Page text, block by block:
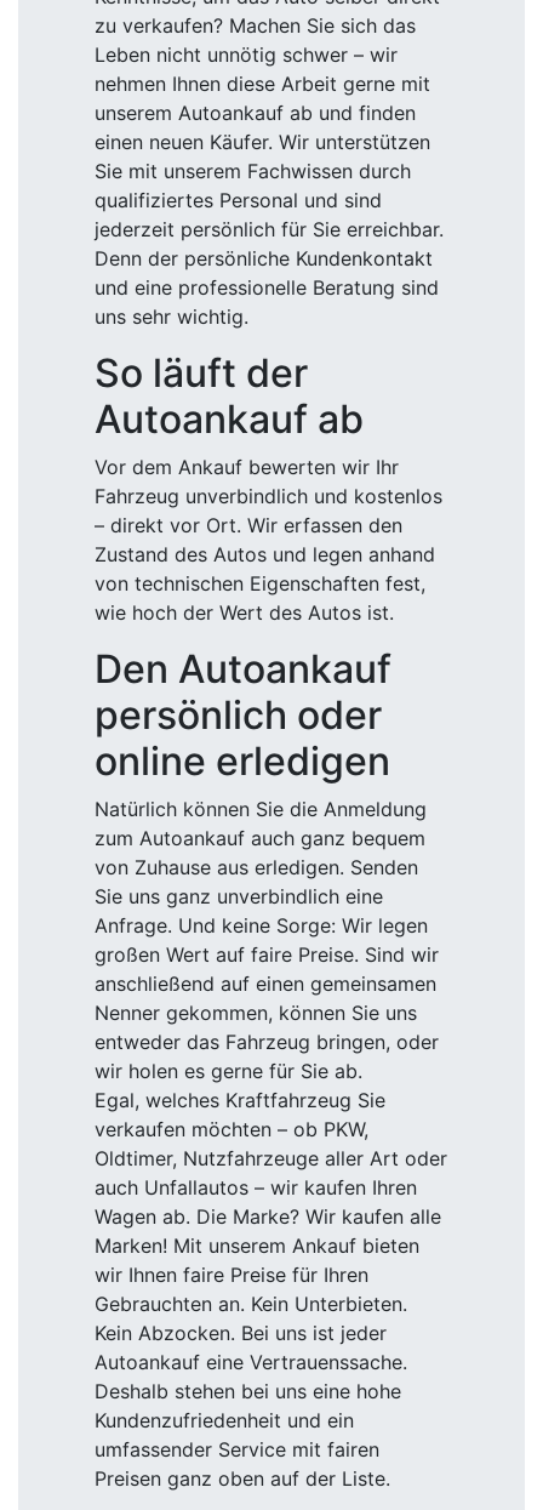
zu verkaufen? Machen Sie sich das
Leben nicht unnötig schwer – wir
nehmen Ihnen diese Arbeit gerne mit
unserem Autoankauf ab und finden
einen neuen Käufer. Wir unterstützen
Sie mit unserem Fachwissen durch
qualifiziertes Personal und sind
jederzeit persönlich für Sie erreichbar.
Denn der persönliche Kundenkontakt
und eine professionelle Beratung sind
uns sehr wichtig.
So läuft der
Autoankauf ab
Vor dem Ankauf bewerten wir Ihr
Fahrzeug unverbindlich und kostenlos
– direkt vor Ort. Wir erfassen den
Zustand des Autos und legen anhand
von technischen Eigenschaften fest,
wie hoch der Wert des Autos ist.
Den Autoankauf
persönlich oder
online erledigen
Natürlich können Sie die Anmeldung
zum Autoankauf auch ganz bequem
von Zuhause aus erledigen. Senden
Sie uns ganz unverbindlich eine
Anfrage. Und keine Sorge: Wir legen
großen Wert auf faire Preise. Sind wir
anschließend auf einen gemeinsamen
Nenner gekommen, können Sie uns
entweder das Fahrzeug bringen, oder
wir holen es gerne für Sie ab.
Egal, welches Kraftfahrzeug Sie
verkaufen möchten – ob PKW,
Oldtimer, Nutzfahrzeuge aller Art oder
auch Unfallautos – wir kaufen Ihren
Wagen ab. Die Marke? Wir kaufen alle
Marken! Mit unserem Ankauf bieten
wir Ihnen faire Preise für Ihren
Gebrauchten an. Kein Unterbieten.
Kein Abzocken. Bei uns ist jeder
Autoankauf eine Vertrauenssache.
Deshalb stehen bei uns eine hohe
Kundenzufriedenheit und ein
umfassender Service mit fairen
Preisen ganz oben auf der Liste.